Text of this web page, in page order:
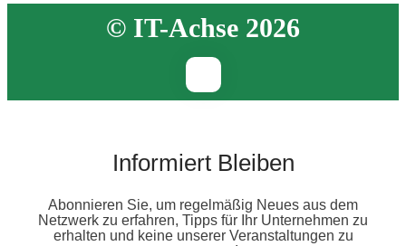
© IT-Achse 2026
Informiert Bleiben
Abonnieren Sie, um regelmäßig Neues aus dem
Netzwerk zu erfahren, Tipps für Ihr Unternehmen zu
erhalten und keine unserer Veranstaltungen zu